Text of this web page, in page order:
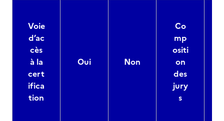
Voie
d’ac
cès
à la
cert
ifica
tion
Oui Non
Co
mp
ositi
on
des
jury
s